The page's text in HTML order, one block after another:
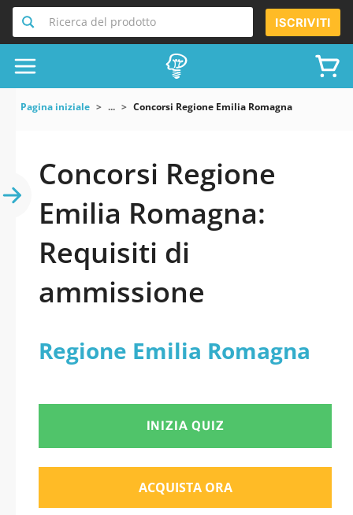
Ricerca del prodotto ISCRIVITI
Pagina iniziale ... Concorsi Regione Emilia Romagna
Concorsi Regione
Emilia Romagna:
Requisiti di
ammissione
Regione Emilia Romagna
INIZIA QUIZ
ACQUISTA ORA